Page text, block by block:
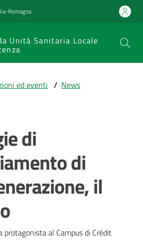
Romagna
Unità Sanitaria Locale
ed eventi / News
di
di
il
protagonista al Campus di Crédit